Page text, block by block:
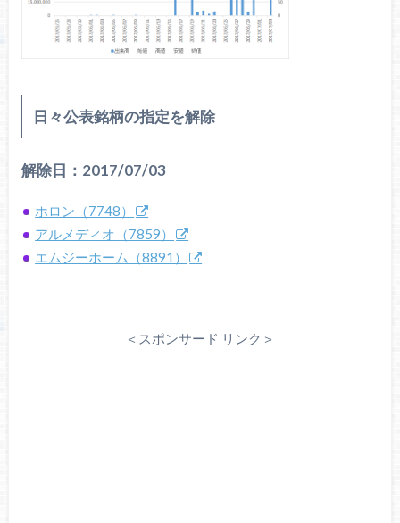
日々公表銘柄の指定を解除
解除日：2017/07/03
ホロン（7748）
アルメディオ（7859）
エムジーホーム（8891）
＜スポンサード リンク＞